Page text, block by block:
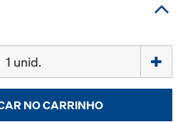
NO CARRINHO